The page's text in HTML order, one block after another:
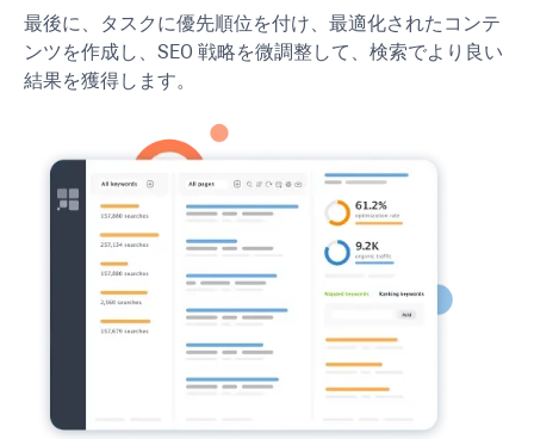
最後に、タスクに優先順位を付け、最適化されたコンテ
ンツを作成し、SEO 戦略を微調整して、検索でより良い
結果を獲得します。